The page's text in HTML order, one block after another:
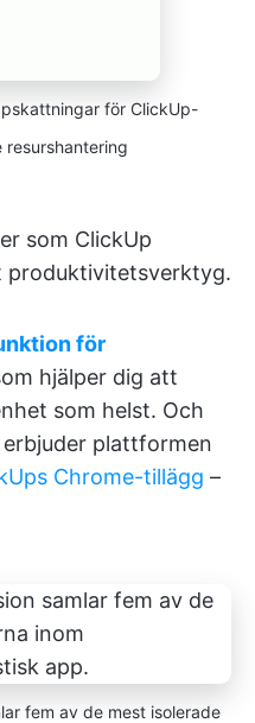
för ClickUp-
som ClickUp
produktivitetsverktyg.
för
hjälper dig att
som helst. Och
plattformen
Chrome-tillägg –
fem av de mest isolerade